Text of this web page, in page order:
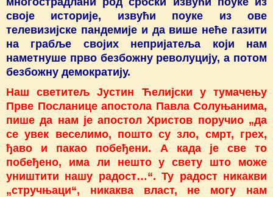
своје историје, извући поуке из ове
телевизијске пандемије и да више неће газити
на грабље својих непријатеља који нам
наметнуше прво безбожну револуцију, а потом
безбожну демократију.
Наш светитељ Јустин Ћелијски у тумачењу
Прве Посланице апостола Павла Солуњанима,
пише да нам је апостол Христов поручио „да
се увек веселимо, пошто су зло, смрт, грех,
ђаво и пакао побеђени. А када је све то
побеђено, има ли нешто у свету што може
уништити нашу радост…“. Ту радост никакви
„стручњаци“, никаква власт, не могу нам